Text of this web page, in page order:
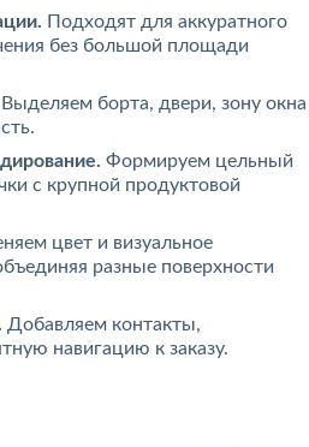
Подходят для аккуратного
без большой площади
Выделяем борта, двери, зону окна
Формируем цельный
с крупной продуктовой
цвет и визуальное
разные поверхности
Добавляем контакты,
навигацию к заказу.